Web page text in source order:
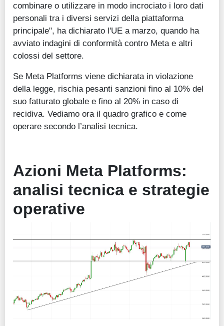
combinare o utilizzare in modo incrociato i loro dati
personali tra i diversi servizi della piattaforma
principale", ha dichiarato l'UE a marzo, quando ha
avviato indagini di conformità contro Meta e altri
colossi del settore.
Se Meta Platforms viene dichiarata in violazione
della legge, rischia pesanti sanzioni fino al 10% del
suo fatturato globale e fino al 20% in caso di
recidiva. Vediamo ora il quadro grafico e come
operare secondo l’analisi tecnica.
Azioni Meta Platforms:
analisi tecnica e strategie
operative